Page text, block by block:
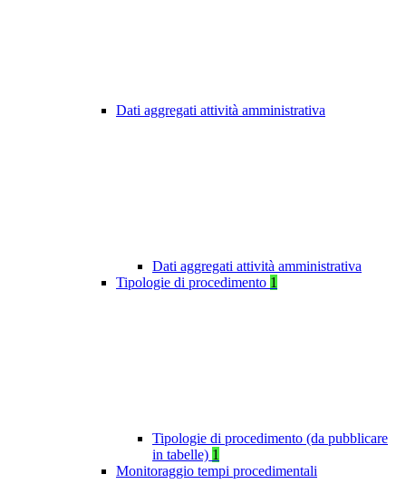
Dati aggregati attività amministrativa
Dati aggregati attività amministrativa
Tipologie di procedimento 1
Tipologie di procedimento (da pubblicare
in tabelle) 1
Monitoraggio tempi procedimentali